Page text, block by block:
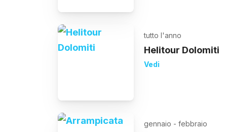
tutto l'anno
Helitour Dolomiti
Vedi
gennaio - febbraio